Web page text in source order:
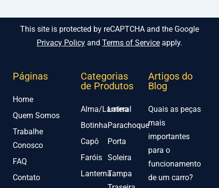
This site is protected by reCAPTCHA and the Google
Privacy Policy and Terms of Service apply.
Páginas
Home
Quem Somos
Trabalhe
Conosco
FAQ
Contato
Categorias
de Produtos
Alma/Lamina
Botinha
Capô
Faróis
Lanterna
Lateral
Parachoque
Porta
Soleira
Tampa
Artigos do
Blog
Quais as peças
mais
importantes
para o
funcionamento
de um carro?